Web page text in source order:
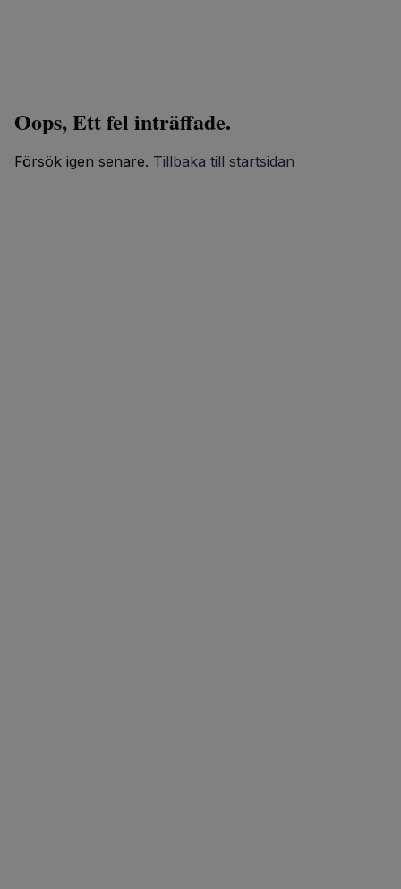
Oops, Ett fel inträffade.
Försök igen senare. Tillbaka till startsidan